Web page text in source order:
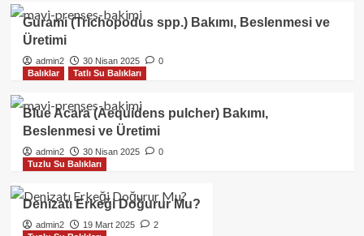
Gurami (Trichopodus spp.) Bakımı, Beslenmesi ve
Üretimi
admin2 30 Nisan 2025
0
Balıklar
Tatlı Su Balıkları
Blue Acara (Aequidens pulcher) Bakımı,
Beslenmesi ve Üretimi
admin2 30 Nisan 2025
0
Tuzlu Su Balıkları
Denizatı Erkeği Doğurur Mu?
admin2 19 Mart 2025
2